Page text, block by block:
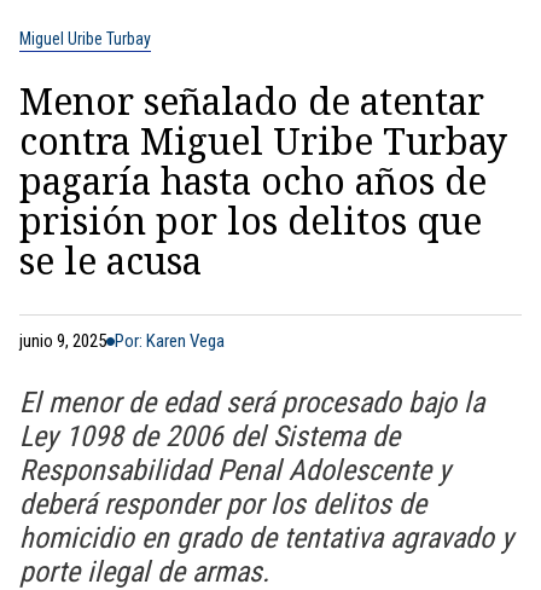
Miguel Uribe Turbay
Menor señalado de atentar
contra Miguel Uribe Turbay
pagaría hasta ocho años de
prisión por los delitos que
se le acusa
junio 9, 2025 Por: Karen Vega
El menor de edad será procesado bajo la
Ley 1098 de 2006 del Sistema de
Responsabilidad Penal Adolescente y
deberá responder por los delitos de
homicidio en grado de tentativa agravado y
porte ilegal de armas.